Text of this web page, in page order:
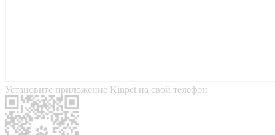
Установите приложение Kinpet на свой телефон